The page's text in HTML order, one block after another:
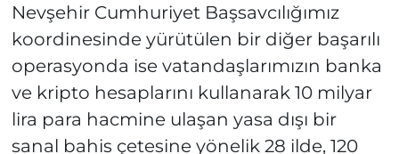
Nevşehir Cumhuriyet Başsavcılığımız
koordinesinde yürütülen bir diğer başarılı
operasyonda ise vatandaşlarımızın banka
ve kripto hesaplarını kullanarak 10 milyar
lira para hacmine ulaşan yasa dışı bir
sanal bahis çetesine yönelik 28 ilde, 120